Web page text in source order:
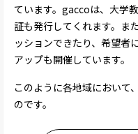
ています。gaccoは、大学
証も発行してくれます。ま
ッションできたり、希望者
アップも開催しています。
このように各地域において
のです。